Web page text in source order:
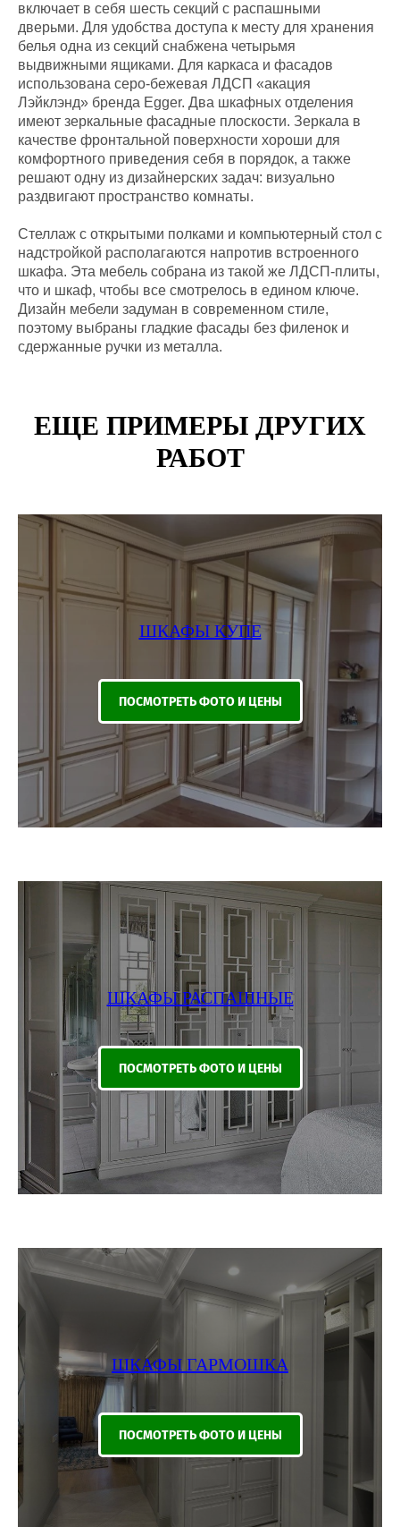
включает в себя шесть секций с распашными
дверьми. Для удобства доступа к месту для хранения
белья одна из секций снабжена четырьмя
выдвижными ящиками. Для каркаса и фасадов
использована серо-бежевая ЛДСП «акация
Лэйклэнд» бренда Egger. Два шкафных отделения
имеют зеркальные фасадные плоскости. Зеркала в
качестве фронтальной поверхности хороши для
комфортного приведения себя в порядок, а также
решают одну из дизайнерских задач: визуально
раздвигают пространство комнаты.
Стеллаж с открытыми полками и компьютерный стол с
надстройкой располагаются напротив встроенного
шкафа. Эта мебель собрана из такой же ЛДСП-плиты,
что и шкаф, чтобы все смотрелось в едином ключе.
Дизайн мебели задуман в современном стиле,
поэтому выбраны гладкие фасады без филенок и
сдержанные ручки из металла.
ЕЩЕ ПРИМЕРЫ ДРУГИХ
РАБОТ
ШКАФЫ КУПЕ
ПОСМОТРЕТЬ ФОТО И ЦЕНЫ
ШКАФЫ РАСПАШНЫЕ
ПОСМОТРЕТЬ ФОТО И ЦЕНЫ
ШКАФЫ ГАРМОШКА
ПОСМОТРЕТЬ ФОТО И ЦЕНЫ